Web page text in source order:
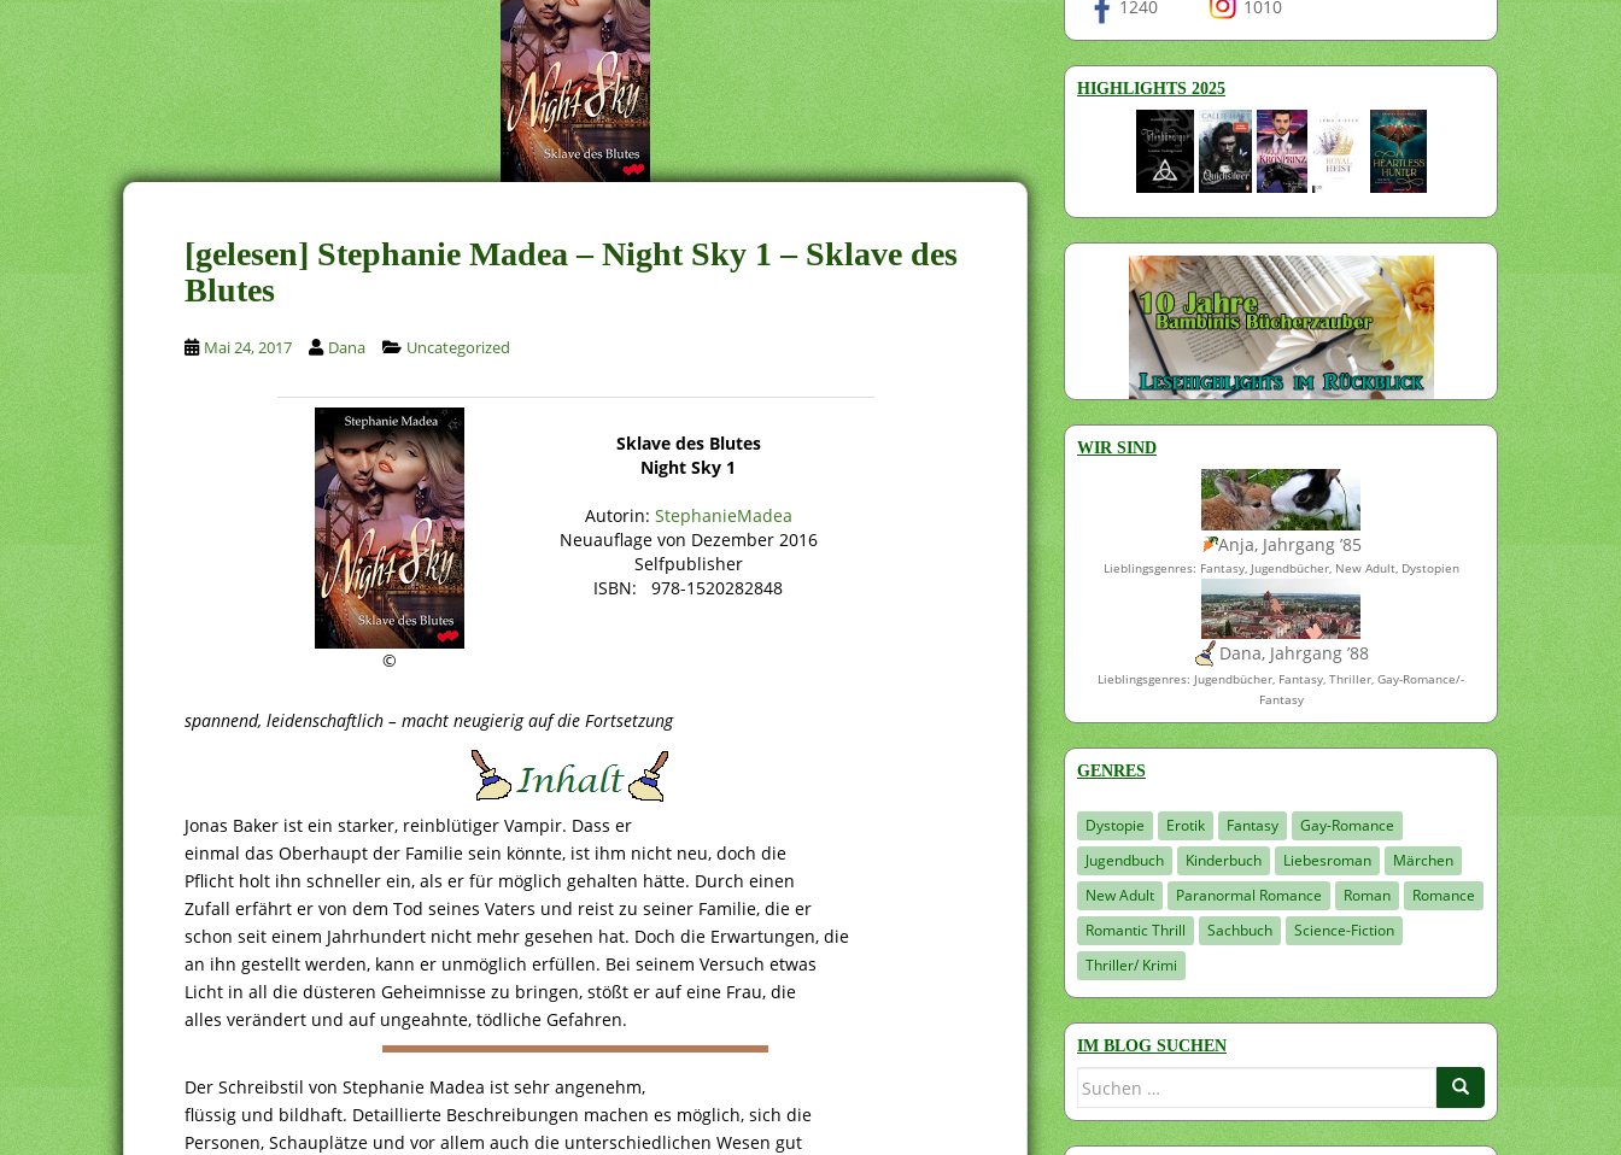
[gelesen] Stephanie Madea – Night Sky 1 – Sklave des
Blutes
Mai 24, 2017 Dana Uncategorized
©
Sklave des Blutes
Night Sky 1
Autorin: StephanieMadea
Neuauflage von Dezember 2016
Selfpublisher
ISBN: 978-1520282848
spannend, leidenschaftlich – macht neugierig auf die Fortsetzung
Jonas Baker ist ein starker, reinblütiger Vampir. Dass er
einmal das Oberhaupt der Familie sein könnte, ist ihm nicht neu, doch die
Pflicht holt ihn schneller ein, als er für möglich gehalten hätte. Durch einen
Zufall erfährt er von dem Tod seines Vaters und reist zu seiner Familie, die er
schon seit einem Jahrhundert nicht mehr gesehen hat. Doch die Erwartungen, die
an ihn gestellt werden, kann er unmöglich erfüllen. Bei seinem Versuch etwas
Licht in all die düsteren Geheimnisse zu bringen, stößt er auf eine Frau, die
alles verändert und auf ungeahnte, tödliche Gefahren.
Der Schreibstil von Stephanie Madea ist sehr angenehm,
flüssig und bildhaft. Detaillierte Beschreibungen machen es möglich, sich die
Personen, Schauplätze und vor allem auch die unterschiedlichen Wesen gut
1240 1010
HIGHLIGHTS 2025
WIR SIND
Anja, Jahrgang ’85
Lieblingsgenres: Fantasy, Jugendbücher, New Adult, Dystopien
Dana, Jahrgang ’88
Lieblingsgenres: Jugendbücher, Fantasy, Thriller, Gay-Romance/-
Fantasy
GENRES
Dystopie Erotik Fantasy
Gay-Romance
Jugendbuch
Kinderbuch Liebesroman
Märchen
New Adult
Paranormal Romance Roman
Romance
Romantic Thrill
Sachbuch
Science-Fiction
Thriller/ Krimi
IM BLOG SUCHEN
Suchen